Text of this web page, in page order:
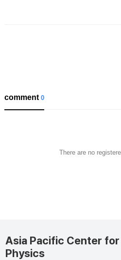
comment0
There are no
Asia Pacific Center
Physics